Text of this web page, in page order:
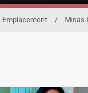
Emplacement / Minas